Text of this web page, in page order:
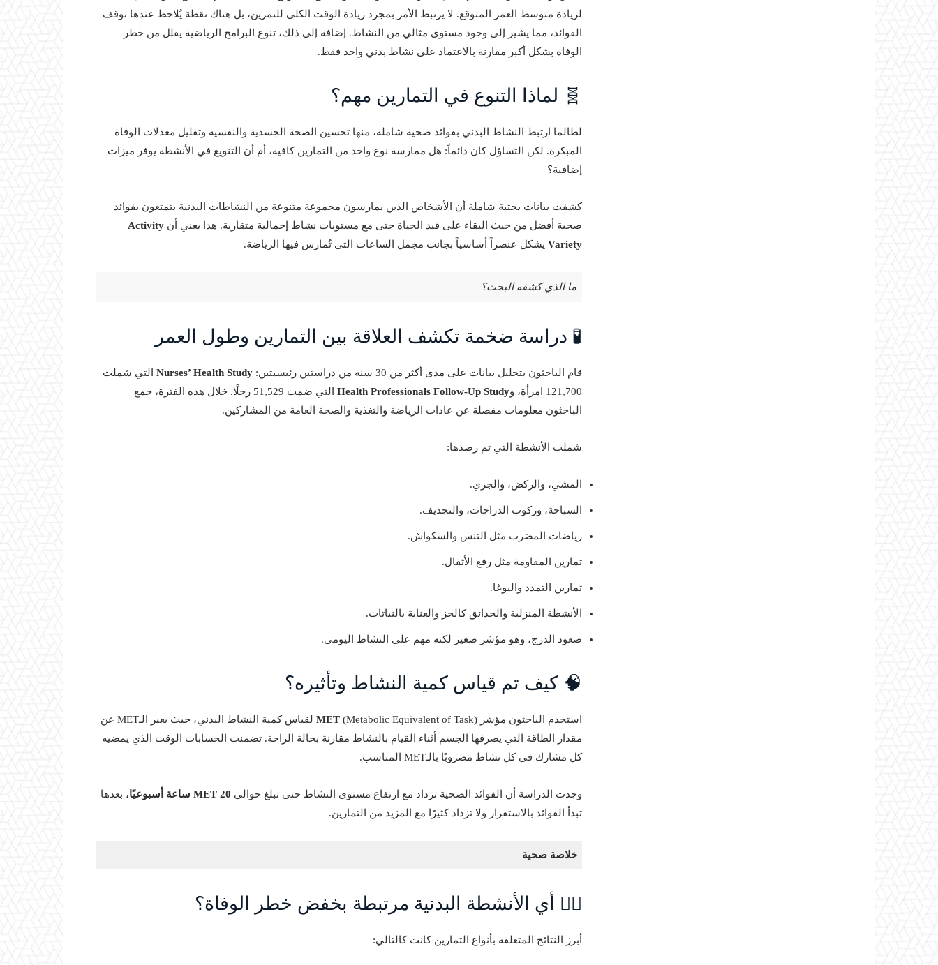
لزيادة متوسط العمر المتوقع. لا يرتبط الأمر بمجرد زيادة الوقت الكلي للتمرين، بل هناك نقطة يُلاحظ عندها توقف
الفوائد، مما يشير إلى وجود مستوى مثالي من النشاط. إضافة إلى ذلك، تنوع البرامج الرياضية يقلل من خطر
الوفاة بشكل أكبر مقارنة بالاعتماد على نشاط بدني واحد فقط.
🧬 لماذا التنوع في التمارين مهم؟
لطالما ارتبط النشاط البدني بفوائد صحية شاملة، منها تحسين الصحة الجسدية والنفسية وتقليل معدلات الوفاة
المبكرة. لكن التساؤل كان دائماً: هل ممارسة نوع واحد من التمارين كافية، أم أن التنويع في الأنشطة يوفر ميزات
إضافية؟
كشفت بيانات بحثية شاملة أن الأشخاص الذين يمارسون مجموعة متنوعة من النشاطات البدنية يتمتعون بفوائد
صحية أفضل من حيث البقاء على قيد الحياة حتى مع مستويات نشاط إجمالية متقاربة. هذا يعني أن Activity
Variety يشكل عنصراً أساسياً بجانب مجمل الساعات التي تُمارس فيها الرياضة.
ما الذي كشفه البحث؟
🧪 دراسة ضخمة تكشف العلاقة بين التمارين وطول العمر
قام الباحثون بتحليل بيانات على مدى أكثر من 30 سنة من دراستين رئيسيتين: Nurses’ Health Study التي شملت
121,700 امرأة، و
Health Professionals Follow-Up Study
التي ضمت 51,529 رجلًا. خلال هذه الفترة، جمع
الباحثون معلومات مفصلة عن عادات الرياضة والتغذية والصحة العامة من المشاركين.
شملت الأنشطة التي تم رصدها:
المشي، والركض، والجري.
السباحة، وركوب الدراجات، والتجديف.
رياضات المضرب مثل التنس والسكواش.
تمارين المقاومة مثل رفع الأثقال.
تمارين التمدد واليوغا.
الأنشطة المنزلية والحدائق كالجز والعناية بالنباتات.
صعود الدرج، وهو مؤشر صغير لكنه مهم على النشاط اليومي.
🧠 كيف تم قياس كمية النشاط وتأثيره؟
استخدم الباحثون مؤشر MET
(Metabolic Equivalent of Task) لقياس كمية النشاط البدني، حيث يعبر الـMET عن
مقدار الطاقة التي يصرفها الجسم أثناء القيام بالنشاط مقارنة بحالة الراحة. تضمنت الحسابات الوقت الذي يمضيه
كل مشارك في كل نشاط مضروبًا بالـMET المناسب.
وجدت الدراسة أن الفوائد الصحية تزداد مع ارتفاع مستوى النشاط حتى تبلغ حوالي 20 MET ساعة أسبوعيًا
، بعدها
تبدأ الفوائد بالاستقرار ولا تزداد كثيرًا مع المزيد من التمارين.
خلاصة صحية
🏃‍♂️ أي الأنشطة البدنية مرتبطة بخفض خطر الوفاة؟
أبرز النتائج المتعلقة بأنواع التمارين كانت كالتالي: